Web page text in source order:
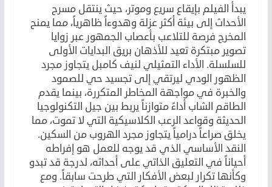
يبدأ الفيلم بإيقاع سريع وموتر، حيث ينتقل مسرح
الأحداث إلى بيئة أكثر عزلة وهدوءاً ظاهرياً، مما يمنح
المخرج فرصة للتلاعب بأعصاب الجمهور عبر زوايا
تصوير مبتكرة تعيد للأذهان بريق البدايات الأولى
للسلسلة. الأداء التمثيلي لنيف كامبل يتجاوز مجرد
الظهور الودي ليرتقي إلى تجسيد حي للصمود
والخبرة في مواجهة المخاطر المتكررة، بينما يقدم
الطاقم الشاب أداءً متوازناً يربط بين جيل التكنولوجيا
الحديثة وقواعد الرعب الكلاسيكية التي لا تموت، مما
يخلق صراعاً درامياً يتجاوز مجرد الهروب من السكين.
النقد الأساسي الذي قد يوجه للعمل هو إفراطه
أحياناً في التعليق الذاتي على أحداثه، لدرجة قد تبدو
وكأنها تكرار لبعض الأفكار التي طرحت سابقاً. ومع